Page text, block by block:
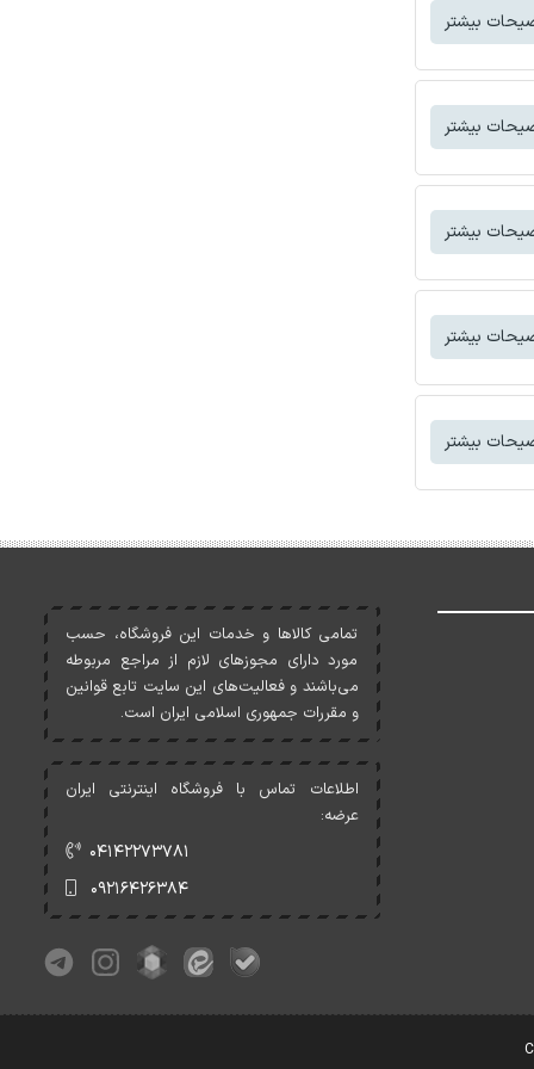
بیشتر
بیشتر
بیشتر
بیشتر
بیشتر
تمامی کالاها و خدمات اين فروشگاه، حسب
مورد دارای مجوزهای لازم از مراجع مربوطه
می‌باشند و فعاليت‌های اين سايت تابع قوانين
و مقررات جمهوری اسلامی ايران است.
اطلاعات تماس با فروشگاه اینترنتی ایران
عرضه:
۰۴۱۴۲۲۷۳۷۸۱
۰۹۲۱۶۴۲۶۳۸۴